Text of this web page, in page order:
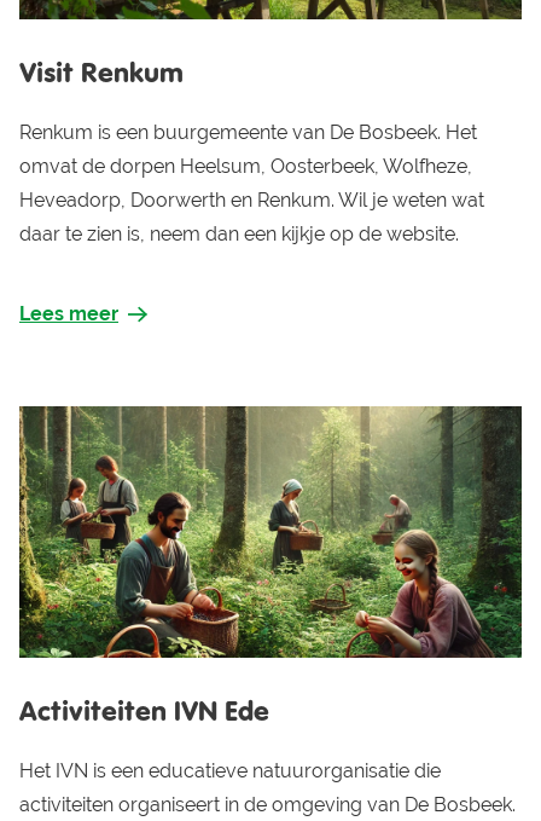
Visit Renkum
Renkum is een buurgemeente van De Bosbeek. Het
omvat de dorpen Heelsum, Oosterbeek, Wolfheze,
Heveadorp, Doorwerth en Renkum. Wil je weten wat
daar te zien is, neem dan een kijkje op de website.
Lees meer
Activiteiten IVN Ede
Het IVN is een educatieve natuurorganisatie die
activiteiten organiseert in de omgeving van De Bosbeek.